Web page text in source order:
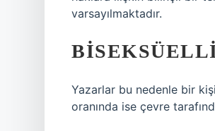
varsayılmaktadır.
Yazarlar bu nedenle bir
oranında ise çevre